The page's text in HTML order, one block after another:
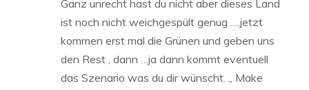
Ganz unrecht hast du nicht aber dieses Land
ist noch nicht weichgespült genug ….jetzt
kommen erst mal die Grünen und geben uns
den Rest , dann …ja dann kommt eventuell
das Szenario was du dir wünscht. „ Make